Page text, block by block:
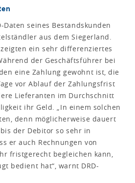
Daten seines Bestandskunden
aus dem Siegerland.
zeigten ein sehr differenziertes
der Geschäftsführer bei
eine Zahlung gewohnt ist, die
vor Ablauf der Zahlungsfrist
Lieferanten im Durchschnitt
ihr Geld. „In einem solchen
denn möglicherweise dauert
der Debitor so sehr in
er auch Rechnungen von
fristgerecht begleichen kann,
bedient hat“, warnt DRD-